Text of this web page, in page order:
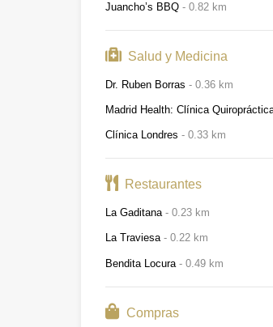
Juancho’s BBQ 0.82 km
Salud y Medicina
Dr. Ruben Borras 0.36 km
Madrid Health: Clínica
Clínica Londres 0.33 km
Restaurantes
La Gaditana 0.23 km
La Traviesa 0.22 km
Bendita Locura 0.49 km
Compras